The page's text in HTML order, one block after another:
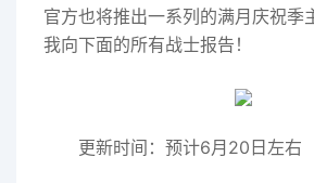
官方也将推出一系列的满月庆祝季
我向下面的所有战士报告！
更新时间：预计6月20日左右